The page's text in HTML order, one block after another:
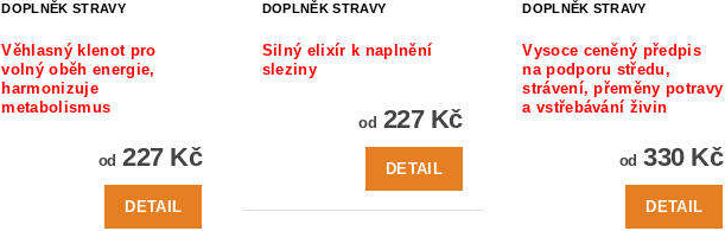
DOPLNĚK STRAVY
Věhlasný klenot pro
volný oběh energie,
harmonizuje
metabolismus
od 227 Kč
DETAIL
DOPLNĚK STRAVY
Silný elixír k naplnění
sleziny
od 227 Kč
DETAIL
DOPLNĚK STRAVY
Vysoce ceněný předpis
na podporu středu,
strávení, přeměny potravy
a vstřebávání živin
od 330 Kč
DETAIL